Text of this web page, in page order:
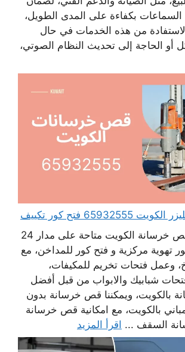
السماعات بكفاءة على المدى الطويل،
من هذه الخدمات في حال
الحاجة إلى تحديث النظام الصوتي،
فتح كور تكييف
خدمات شركة قص خرسانة الكويت متاحة على مدار 24
تهوية مركزية و فتح كور للمداخن، مع
وعمل فتحات تخريم للمكيفات،
شبابيك والابواب من قبل أفضل
بالكويت، ويمكننا قص خرسانة بدون
بالكويت، مع امكانية قص خرسانة
السقف ... اقرأ المزيد